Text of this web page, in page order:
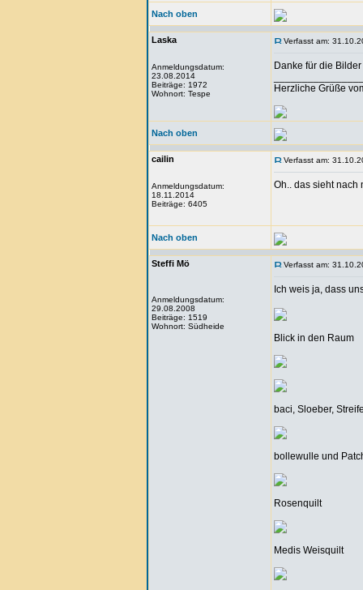
Nach oben
Laska
Anmeldungsdatum:
23.08.2014
Beiträge: 1972
Wohnort: Tespe
Verfasst am:
Danke für die
Herzliche Grüße
Nach oben
cailin
Anmeldungsdatum:
18.11.2014
Beiträge: 6405
Verfasst am:
Oh.. das sieht nach
Nach oben
Steffi Mö
Anmeldungsdatum:
29.08.2008
Beiträge: 1519
Wohnort: Südheide
Verfasst am:
Ich weis ja, dass
Blick in den Raum
baci, Sloeber,
bollewulle und
Rosenquilt
Medis Weisquilt